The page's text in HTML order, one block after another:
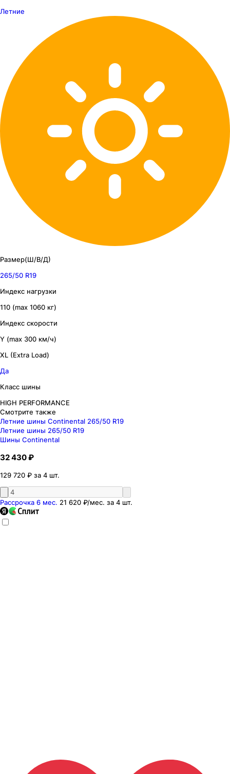
Летние
Размер(Ш/В/Д)
265/50 R19
Индекс нагрузки
110 (max 1060 кг)
Индекс скорости
Y (max 300 км/ч)
XL (Extra Load)
Да
Класс шины
HIGH PERFORMANCE
Смотрите также
Летние шины Continental 265/50 R19
Летние шины 265/50 R19
Шины Continental
32 430 ₽
129 720 ₽ за 4 шт.
Рассрочка 6 мес. 21 620 ₽/мес. за 4 шт.